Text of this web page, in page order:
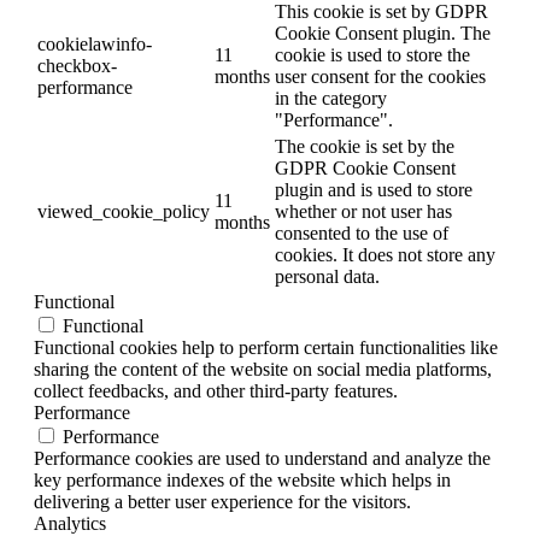
cookielawinfo-
checkbox-
performance
11
months
This cookie is set by GDPR
Cookie Consent plugin. The
cookie is used to store the
user consent for the cookies
in the category
"Performance".
viewed_cookie_policy
11
months
The cookie is set by the
GDPR Cookie Consent
plugin and is used to store
whether or not user has
consented to the use of
cookies. It does not store any
personal data.
Functional
Functional
Functional cookies help to perform certain functionalities like
sharing the content of the website on social media platforms,
collect feedbacks, and other third-party features.
Performance
Performance
Performance cookies are used to understand and analyze the
key performance indexes of the website which helps in
delivering a better user experience for the visitors.
Analytics